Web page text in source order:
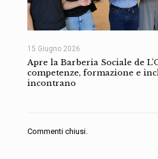
15 Giugno 2026
Apre la Barberia Sociale de
competenze, formazione e
incontrano
Commenti chiusi.